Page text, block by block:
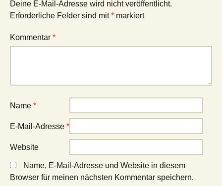
Deine E-Mail-Adresse wird nicht veröffentlicht.
Erforderliche Felder sind mit* markiert
Kommentar *
Name *
E-Mail-Adresse *
Website
Name, E-Mail-Adresse und Website in diesem
Browser für meinen nächsten Kommentar speichern.